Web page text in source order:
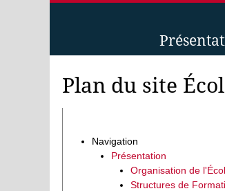
Plan du site
Navigation
Présentation
Organisation de
Structures de